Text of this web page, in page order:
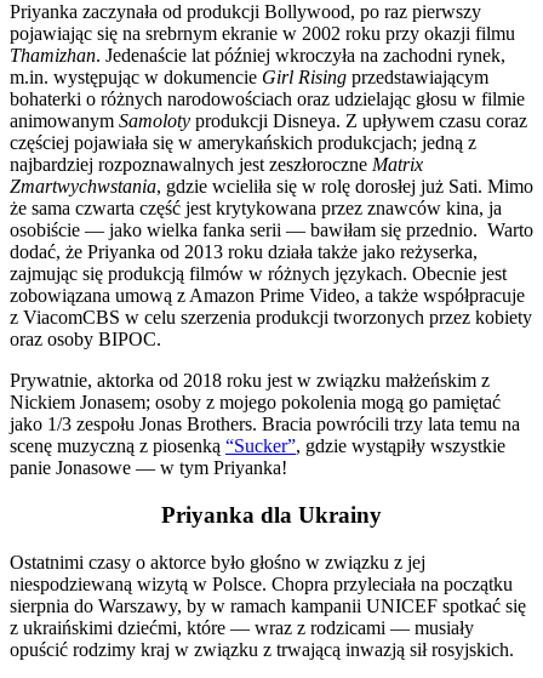
Priyanka zaczynała od produkcji Bollywood, po raz pierwszy
pojawiając się na srebrnym ekranie w 2002 roku przy okazji filmu
Thamizhan. Jedenaście lat później wkroczyła na zachodni rynek,
m.in. występując w dokumencie Girl Rising przedstawiającym
bohaterki o różnych narodowościach oraz udzielając głosu w filmie
animowanym Samoloty produkcji Disneya. Z upływem czasu coraz
częściej pojawiała się w amerykańskich produkcjach; jedną z
najbardziej rozpoznawalnych jest zeszłoroczne Matrix
Zmartwychwstania, gdzie wcieliła się w rolę dorosłej już Sati. Mimo
że sama czwarta część jest krytykowana przez znawców kina, ja
osobiście — jako wielka fanka serii — bawiłam się przednio. Warto
dodać, że Priyanka od 2013 roku działa także jako reżyserka,
zajmując się produkcją filmów w różnych językach. Obecnie jest
zobowiązana umową z Amazon Prime Video, a także współpracuje
z ViacomCBS w celu szerzenia produkcji tworzonych przez kobiety
oraz osoby BIPOC.
Prywatnie, aktorka od 2018 roku jest w związku małżeńskim z
Nickiem Jonasem; osoby z mojego pokolenia mogą go pamiętać
jako 1/3 zespołu Jonas Brothers. Bracia powrócili trzy lata temu na
scenę muzyczną z piosenką “Sucker”, gdzie wystąpiły wszystkie
panie Jonasowe — w tym Priyanka!
Priyanka dla Ukrainy
Ostatnimi czasy o aktorce było głośno w związku z jej
niespodziewaną wizytą w Polsce. Chopra przyleciała na początku
sierpnia do Warszawy, by w ramach kampanii UNICEF spotkać się
z ukraińskimi dziećmi, które — wraz z rodzicami — musiały
opuścić rodzimy kraj w związku z trwającą inwazją sił rosyjskich.